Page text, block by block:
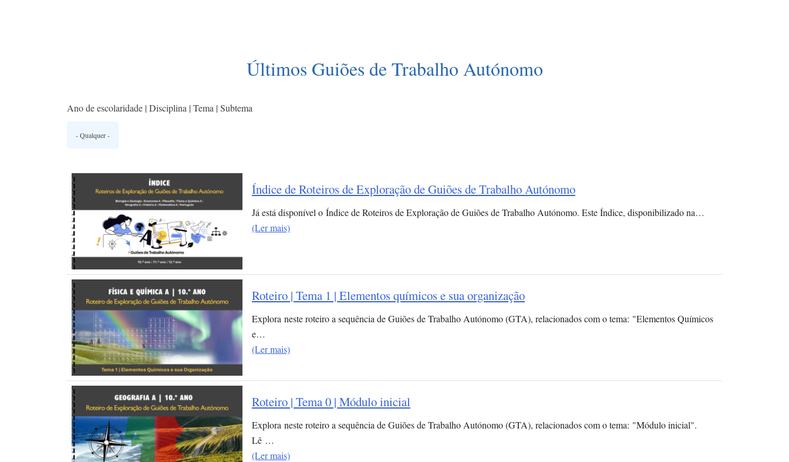
Últimos Guiões de Trabalho Autónomo
Ano de escolaridade | Disciplina | Tema | Subtema
Índice de Roteiros de Exploração de Guiões de Trabalho Autónomo
Já está disponível o Índice de Roteiros de Exploração de Guiões de Trabalho Autónomo. Este Índice, disponibilizado na…
(Ler mais)
Roteiro | Tema 1 | Elementos químicos e sua organização​
Explora neste roteiro a sequência de Guiões de Trabalho Autónomo (GTA), relacionados com o tema: "Elementos Químicos
e…
(Ler mais)
Roteiro | Tema 0 | Módulo inicial
Explora neste roteiro a sequência de Guiões de Trabalho Autónomo (GTA), relacionados com o tema: "Módulo inicial".
Lê …
(Ler mais)